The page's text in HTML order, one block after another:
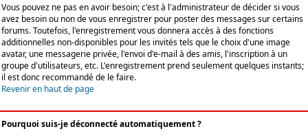
Vous pouvez ne pas en avoir besoin; c'est à l'administrateur de décider si vous
avez besoin ou non de vous enregistrer pour poster des messages sur certains
forums. Toutefois, l'enregistrement vous donnera accès à des fonctions
additionnelles non-disponibles pour les invités tels que le choix d'une image
avatar, une messagerie privée, l'envoi d'e-mail à des amis, l'inscription à un
groupe d'utilisateurs, etc. L'enregistrement prend seulement quelques instants;
il est donc recommandé de le faire.
Revenir en haut de page
Pourquoi suis-je déconnecté automatiquement ?